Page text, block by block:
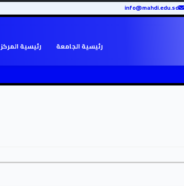
info@mahdi.edu.sd
رئيسية الجامعة رئيسية المركز